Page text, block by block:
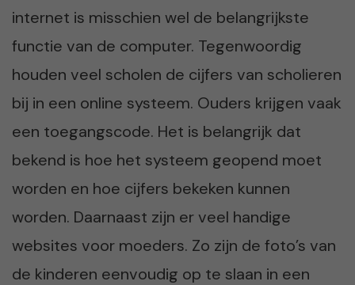
internet is misschien wel de belangrijkste
functie van de computer. Tegenwoordig
houden veel scholen de cijfers van scholieren
bij in een online systeem. Ouders krijgen vaak
een toegangscode. Het is belangrijk dat
bekend is hoe het systeem geopend moet
worden en hoe cijfers bekeken kunnen
worden. Daarnaast zijn er veel handige
websites voor moeders. Zo zijn de foto’s van
de kinderen eenvoudig op te slaan in een